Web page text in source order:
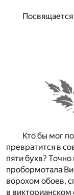
Кто бы мог
превратится в
пяти букв?
пробормотала
ворохом обоев,
в викторианском